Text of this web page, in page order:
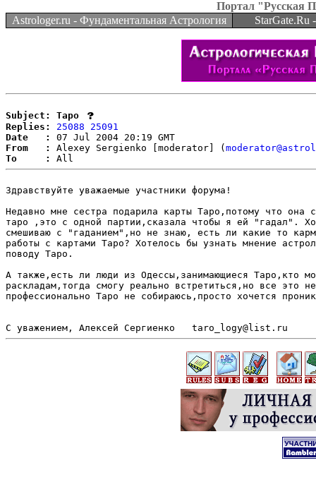
Портал "Русская
Astrologer.ru - Фундаментальная Астрология
StarGate.Ru
Subject: Таро
Replies:
25088
25091
Date   :
From   :
Alexey Sergienko [moderator] (
To     :
Здравствуйте уважаемые
Недавно мне сестра подарила карты Таро,потому что она
таро ,это с одной партии,сказала чтобы я ей "гадал".
смешиваю с "гаданием",но не знаю, есть ли какие то
работы с картами Таро? Хотелось бы узнать мнение
поводу Таро.
А также,есть ли люди из Одессы,занимающиеся Таро,кто
раскладам,тогда смогу реально встретиться,но все это
профессионально Таро не собираюсь,просто